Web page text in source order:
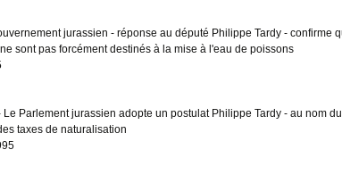
jurassien - réponse au député Philippe Tardy - confirme
sont pas forcément destinés à la mise à l'eau de poissons
Le Parlement jurassien adopte un postulat Philippe Tardy - au nom
taxes de naturalisation